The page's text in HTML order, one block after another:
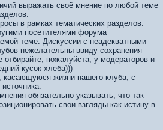
выражать своё мнение по любой теме
в рамках тематических разделов.
посетителями форума
теме. Дискуссии с неадекватными
нежелательны ввиду сохранения
пожалуйста, у модераторов и
кусок хлеба)))
касающуюся жизни нашего клуба, с
обязательно указывать, что так
свои взгляды как истину в